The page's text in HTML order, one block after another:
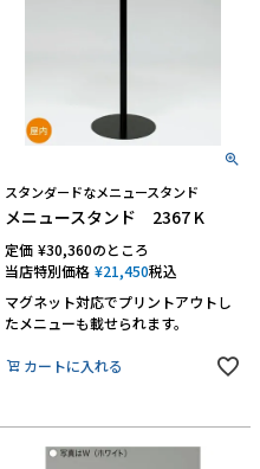
スタンダードなメニュースタンド
メニュースタンド 2367 K
定価 ¥30,360のところ
当店特別価格 ¥21,450税込
マグネット対応でプリントアウトし
たメニューも載せられます。
カートに入れる